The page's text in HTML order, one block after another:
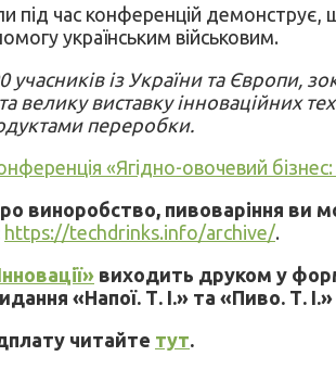
під час конференцій
українським військовим.
із України та Європи,
велику виставку інноваційних
переробки.
«Ягідно-овочевий бізнес:
виноробство, пивоваріння
https://techdrinks.info/archive/.
виходить друком у
«Напої. Т. І.» та «Пиво. Т.
читайте тут.